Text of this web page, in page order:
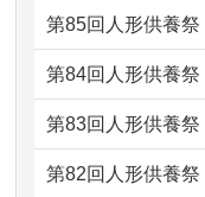
2026/07/05しっか
ただけると...
2026/06/30 長年
していただ...
どうなってるので
2024/01/13会社の
第85回人形供養祭
第84回人形供養
第83回人形供養
第82回人形供養